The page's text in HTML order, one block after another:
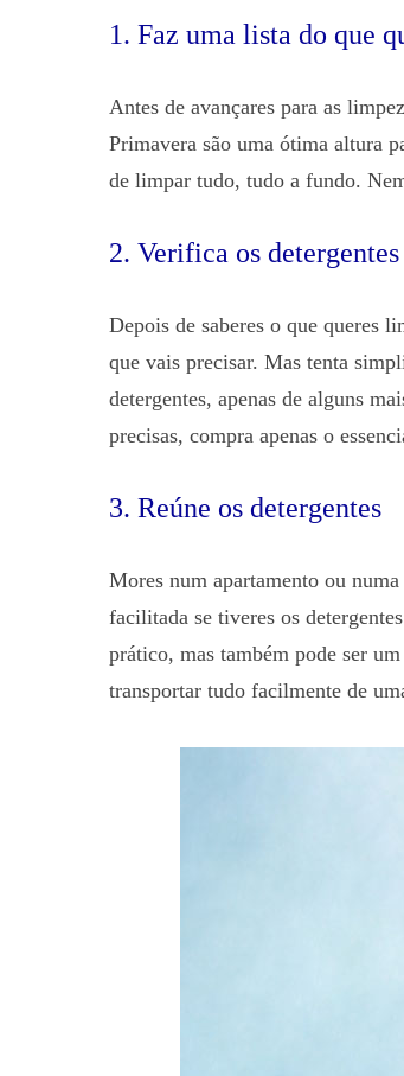
1. Faz uma lista do que
Antes de avançares para as
Primavera são uma ótima altura
de limpar tudo, tudo a fundo.
2. Verifica os detergentes
Depois de saberes o que queres
que vais precisar. Mas tenta
detergentes, apenas de alguns
precisas, compra apenas o
3. Reúne os detergentes
Mores num apartamento ou
facilitada se tiveres os
prático, mas também pode ser
transportar tudo facilmente de